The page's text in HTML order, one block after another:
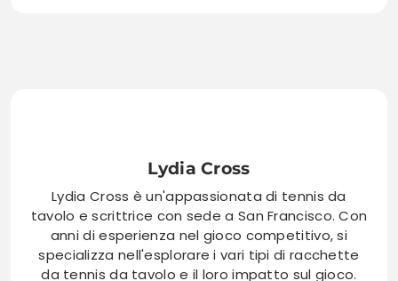
Lydia Cross
Lydia Cross è un'appassionata di tennis da
tavolo e scrittrice con sede a San Francisco. Con
anni di esperienza nel gioco competitivo, si
specializza nell'esplorare i vari tipi di racchette
da tennis da tavolo e il loro impatto sul gioco.